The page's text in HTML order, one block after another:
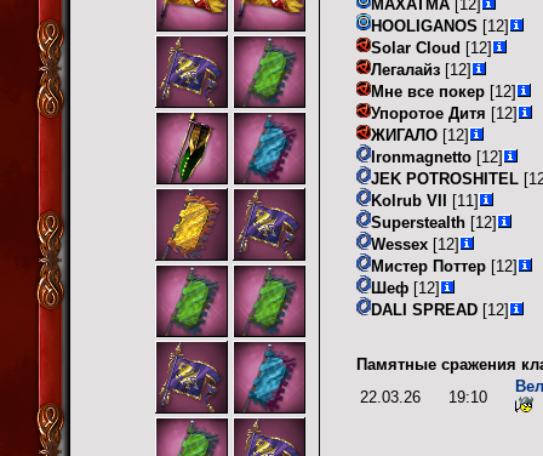
МАХАТМА [12]
HOOLIGANOS [12]
Solar Cloud [12]
Легалайз [12]
Мне все покер [12]
Упоротое Дитя [12]
ЖИГАЛО [12]
Ironmagnetto [12]
JEK POTROSHITEL
Kolrub VII [11]
Superstealth [12]
Wessex [12]
Мистер Поттер [12]
Шеф [12]
DALI SPREAD [12]
Памятные сражения
22.03.26
19:10